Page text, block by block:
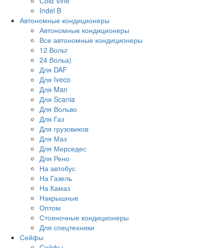
Indel B
Автономные кондиционеры
Автономные кондиционеры
Все автономные кондиционеры
12 Вольт
24 Вольа)
Для DAF
Для Iveco
Для Man
Для Scania
Для Вольво
Для Газ
Для грузовиков
Для Маз
Для Мерседес
Для Рено
На автобус
На Газель
На Камаз
Накрышные
Оптом
Стояночные кондиционеры
Для спецтехники
Сейфы